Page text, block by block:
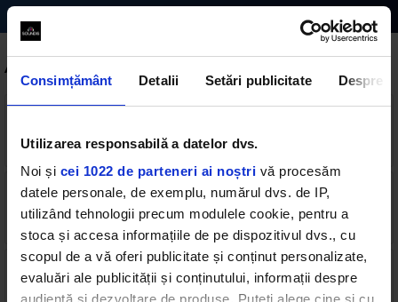
Consimțământ Detalii Setări publicitate Despre
Utilizarea responsabilă a datelor dvs.
Noi și cei 1022 de parteneri ai noștri vă procesăm
datele personale, de exemplu, numărul dvs. de IP,
utilizând tehnologii precum modulele cookie, pentru a
stoca și accesa informațiile de pe dispozitivul dvs., cu
scopul de a vă oferi publicitate și conținut personalizate,
evaluări ale publicității și conținutului, informații despre
audiență și dezvoltare de produse. Puteți alege cine și cu
Alte podcasturi
3 min • vineri, 18 martie 2022
2015 October 3 "The Hills" The Weeknd
4 min • vineri, 18 martie 2022
2014 October 4 All About That Bass" Meghan
Trainor
3 min • vineri, 18 martie 2022